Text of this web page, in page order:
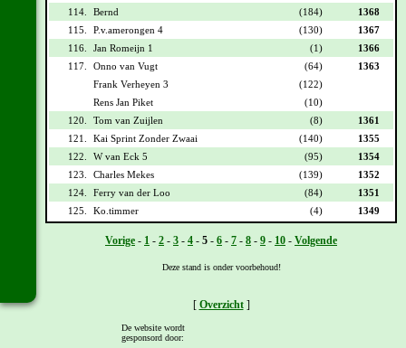
114.
Bernd (184)
1368
115.
P.v.amerongen 4 (130)
1367
116.
Jan Romeijn 1 (1)
1366
117.
Onno van Vugt (64)
1363
Frank Verheyen 3
(122)
Rens Jan Piket
(10)
120.
Tom van Zuijlen (8)
1361
121.
Kai Sprint Zonder Zwaai (140)
1355
122.
W van Eck 5 (95)
1354
123.
Charles Mekes (139)
1352
124.
Ferry van der Loo (84)
1351
125.
Ko.timmer (4) 1349
Vorige - 1 - 2 - 3 - 4 - 5 - 6 - 7 - 8 - 9 - 10 - Volgende
Deze stand is onder voorbehoud!
[ Overzicht]
De website wordt
gesponsord door: